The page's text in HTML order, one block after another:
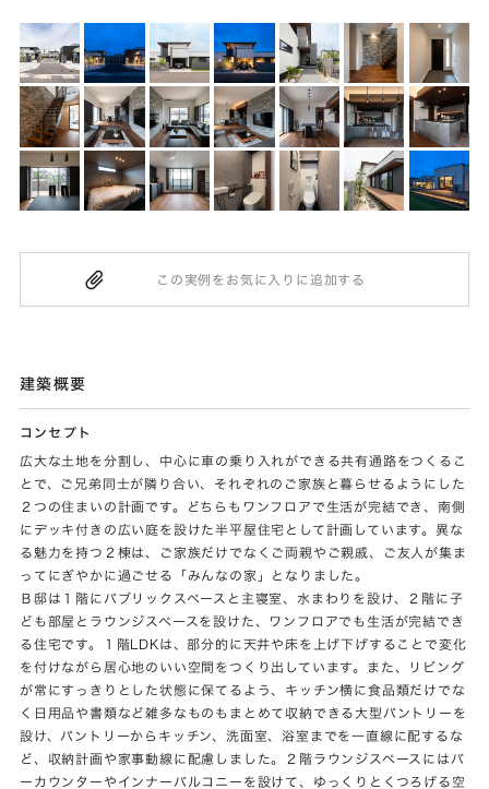
建築概要
コンセプト
広大な土地を分割し、中心に車の乗り入れができる共有通路をつくるこ
とで、ご兄弟同士が隣り合い、それぞれのご家族と暮らせるようにした
２つの住まいの計画です。どちらもワンフロアで生活が完結でき、南側
にデッキ付きの広い庭を設けた半平屋住宅として計画しています。異な
る魅力を持つ２棟は、ご家族だけでなくご両親やご親戚、ご友人が集ま
ってにぎやかに過ごせる「みんなの家」となりました。
Ｂ邸は１階にパブリックスペースと主寝室、水まわりを設け、２階に子
ども部屋とラウンジスペースを設けた、ワンフロアでも生活が完結でき
る住宅です。１階LDKは、部分的に天井や床を上げ下げすることで変化
を付けながら居心地のいい空間をつくり出しています。また、リビング
が常にすっきりとした状態に保てるよう、キッチン横に食品類だけでな
く日用品や書類など雑多なものもまとめて収納できる大型パントリーを
設け、パントリーからキッチン、洗面室、浴室までを一直線に配するな
ど、収納計画や家事動線に配慮しました。２階ラウンジスペースにはバ
ーカウンターやインナーバルコニーを設けて、ゆっくりとくつろげる空